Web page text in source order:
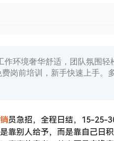
环境奢华舒适，团队氛围轻
岗前培训，新手快速上手。
员急招，全程日结，15-25-
别人给予，而是靠自己日积